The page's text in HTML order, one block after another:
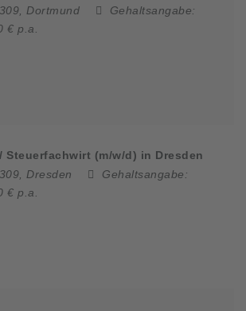
Dortmund
Gehaltsangabe:
€ p.a.
Steuerfachwirt (m/w/d) in Dresden
Dresden
Gehaltsangabe:
€ p.a.